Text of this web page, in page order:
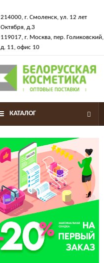
214000, г. Смоленск, ул. 12 лет
Октября, д.3
119017, г. Москва, пер. Голиковский,
д. 11, офис 10
КАТАЛОГ